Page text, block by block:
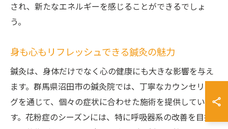
され、新たなエネルギーを感じることができるでしょ
う。
身も心もリフレッシュできる鍼灸の魅力
鍼灸は、身体だけでなく心の健康にも大きな影響を与え
ます。群馬県沼田市の鍼灸院では、丁寧なカウンセリン
グを通じて、個々の症状に合わせた施術を提供していま
す。花粉症のシーズンには、特に呼吸器系の改善を目指